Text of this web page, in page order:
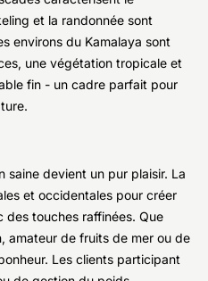
et la randonnée sont
environs du Kamalaya sont
une végétation tropicale et
fin - un cadre parfait pour
saine devient un pur plaisir. La
et occidentales pour créer
touches raffinées. Que
amateur de fruits de mer ou de
Les clients participant